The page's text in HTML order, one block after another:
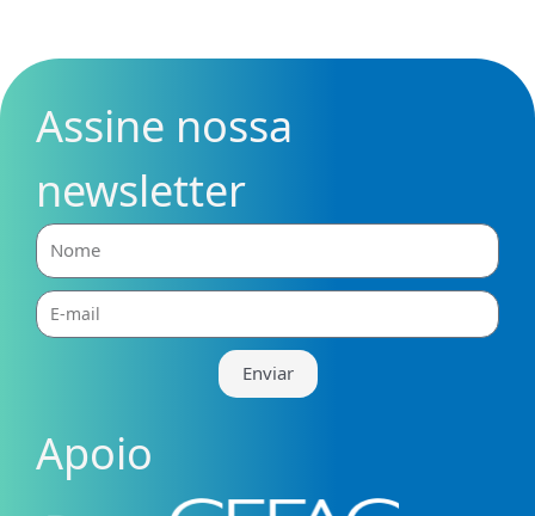
Assine nossa
newsletter
Nome
E-
mail
Enviar
Apoio